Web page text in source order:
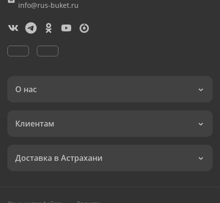
info@rus-buket.ru
О нас
Клиентам
Доставка в Астрахани